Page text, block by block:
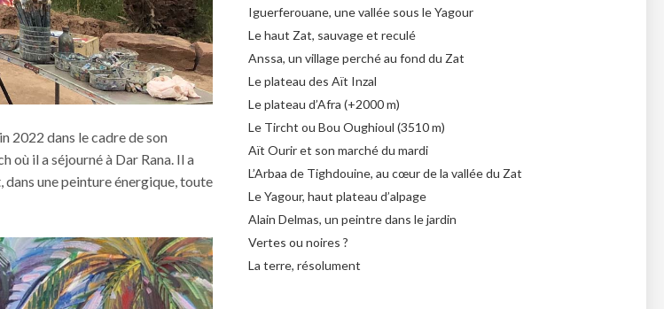
2022 dans le cadre de son
où il a séjourné à Dar Rana. Il a
une peinture énergique, toute
Iguerferouane, une vallée sous le Yagour
Le haut Zat, sauvage et reculé
Anssa, un village perché au fond du Zat
Le plateau des Aït Inzal
Le plateau d’Afra (+2000 m)
Le Tircht ou Bou Oughioul (3510 m)
Aït Ourir et son marché du mardi
L’Arbaa de Tighdouine, au cœur de la vallée du Zat
Le Yagour, haut plateau d’alpage
Alain Delmas, un peintre dans le jardin
Vertes ou noires ?
La terre, résolument